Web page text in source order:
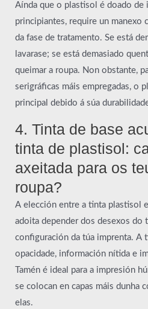
Aínda que o plastisol é doado de
principiantes, require un manexo
da fase de tratamento. Se está
lavarase; se está demasiado
queimar a roupa. Non obstante,
serigráficas máis empregadas, o
principal debido á súa
4. Tinta de base
tinta de plastisol:
axeitada para os
roupa?
A elección entre a tinta plastisol
adoita depender dos desexos do
configuración da túa imprenta. A
opacidade, información nítida e
Tamén é ideal para a impresión
se colocan en capas máis dunha
elas.